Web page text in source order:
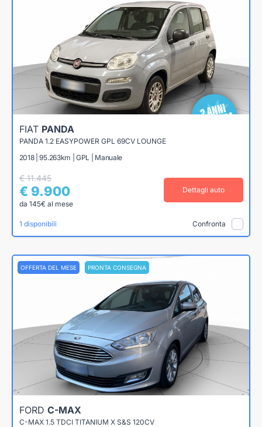
FIAT PANDA
PANDA 1.2 EASYPOWER GPL 69CV LOUNGE
2018 | 95.263km | GPL | Manuale
€ 11.445
€ 9.900
da 145€ al mese
Dettagli auto
1 disponibili Confronta
OFFERTA DEL MESE PRONTA CONSEGNA
FORD C-MAX
C-MAX 1.5 TDCI TITANIUM X S&S 120CV